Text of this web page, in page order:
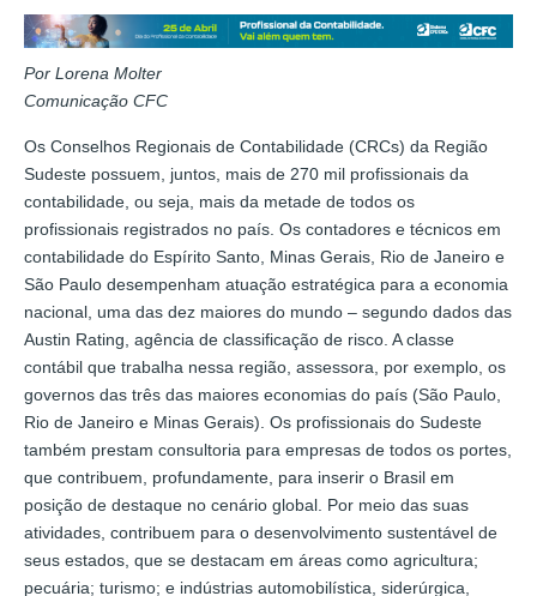
Por Lorena Molter
Comunicação CFC
Os Conselhos Regionais de Contabilidade (CRCs) da Região
Sudeste possuem, juntos, mais de 270 mil profissionais da
contabilidade, ou seja, mais da metade de todos os
profissionais registrados no país. Os contadores e técnicos em
contabilidade do Espírito Santo, Minas Gerais, Rio de Janeiro e
São Paulo desempenham atuação estratégica para a economia
nacional, uma das dez maiores do mundo – segundo dados das
Austin Rating, agência de classificação de risco. A classe
contábil que trabalha nessa região, assessora, por exemplo, os
governos das três das maiores economias do país (São Paulo,
Rio de Janeiro e Minas Gerais). Os profissionais do Sudeste
também prestam consultoria para empresas de todos os portes,
que contribuem, profundamente, para inserir o Brasil em
posição de destaque no cenário global. Por meio das suas
atividades, contribuem para o desenvolvimento sustentável de
seus estados, que se destacam em áreas como agricultura;
pecuária; turismo; e indústrias automobilística, siderúrgica,